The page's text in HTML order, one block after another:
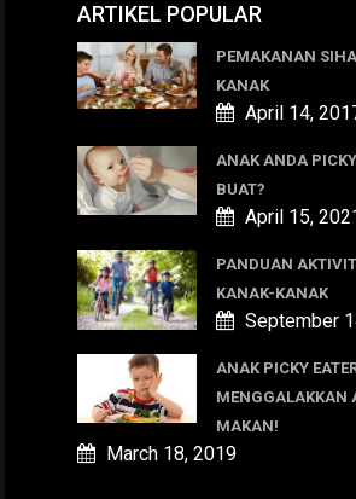
ARTIKEL POPULAR
PEMAKANAN
KANAK
April 14,
ANAK ANDA
BUAT?
April 15,
PANDUAN
KANAK-KANAK
September
ANAK PICKY
MENGGALAKKAN
MAKAN!
March 18, 2019